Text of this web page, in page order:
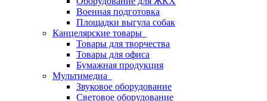
Военная подготовка
Площадки выгула собак
Канцелярские товары
Товары для творчества
Товары для офиса
Бумажная продукция
Мультимедиа
Звуковое оборудование
Световое оборудование